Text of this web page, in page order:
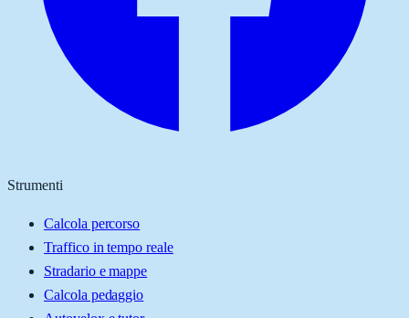
Strumenti
Calcola percorso
Traffico in tempo reale
Stradario e mappe
Calcola pedaggio